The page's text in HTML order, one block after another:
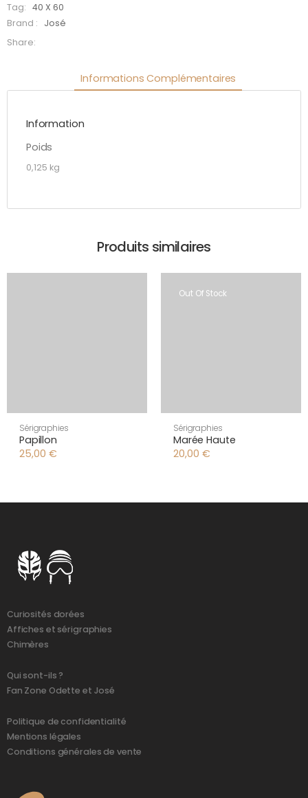
Tag:
40 X 60
Brand :
José
Share:
Informations Complémentaires
Information
Poids
0,125 kg
Produits similaires
Sérigraphies
Papillon
25,00 €
Out Of Stock
Sérigraphies
Marée Haute
20,00 €
Curiosités dorées
Affiches et sérigraphies
Chimères
Qui sont-ils ?
Fan Zone Odette et José
Politique de confidentialité
Mentions légales
Conditions générales de vente